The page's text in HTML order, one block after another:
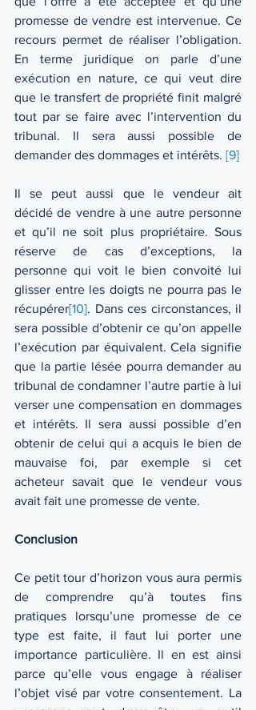
promesse de vendre est intervenue. Ce
recours permet de réaliser l’obligation.
En terme juridique on parle d’une
exécution en nature, ce qui veut dire
que le transfert de propriété finit malgré
tout par se faire avec l’intervention du
tribunal. Il sera aussi possible de
demander des dommages et intérêts. [9]
Il se peut aussi que le vendeur ait
décidé de vendre à une autre personne
et qu’il ne soit plus propriétaire. Sous
réserve de cas d’exceptions, la
personne qui voit le bien convoité lui
glisser entre les doigts ne pourra pas le
récupérer[10]. Dans ces circonstances, il
sera possible d’obtenir ce qu’on appelle
l’exécution par équivalent. Cela signifie
que la partie lésée pourra demander au
tribunal de condamner l’autre partie à lui
verser une compensation en dommages
et intérêts. Il sera aussi possible d’en
obtenir de celui qui a acquis le bien de
mauvaise foi, par exemple si cet
acheteur savait que le vendeur vous
avait fait une promesse de vente.
Conclusion
Ce petit tour d’horizon vous aura permis
de comprendre qu’à toutes fins
pratiques lorsqu’une promesse de ce
type est faite, il faut lui porter une
importance particulière. Il en est ainsi
parce qu’elle vous engage à réaliser
l’objet visé par votre consentement. La